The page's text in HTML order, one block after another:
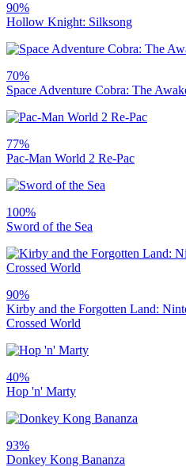
90%
Hollow Knight: Silksong
70%
Space Adventure Cobra: The
77%
Pac-Man World 2 Re-Pac
100%
Sword of the Sea
90%
Kirby and the Forgotten Land:
Crossed World
40%
Hop 'n' Marty
93%
Donkey Kong Bananza